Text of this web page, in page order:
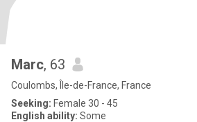
Marc, 63
Coulombs, Île-de-France, France
Seeking: Female 30 - 45
English ability: Some